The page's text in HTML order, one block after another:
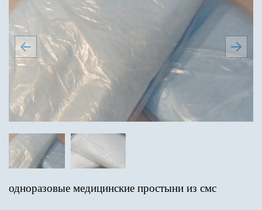
одноразовые медицинские простыни из смс